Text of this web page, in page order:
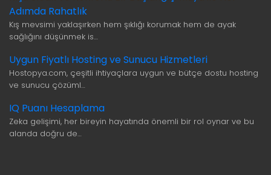
Adımda Rahatlık
Kış mevsimi yaklaşırken hem şıklığı korumak hem de ayak
sağlığını düşünmek is…
Uygun Fiyatlı Hosting ve Sunucu Hizmetleri
Hostopya.com, çeşitli ihtiyaçlara uygun ve bütçe dostu hosting
ve sunucu çözüml…
IQ Puanı Hesaplama
Zeka gelişimi, her bireyin hayatında önemli bir rol oynar ve bu
alanda doğru de…